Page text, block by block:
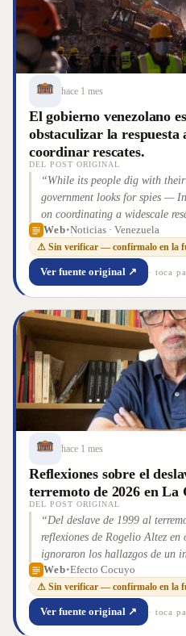
hace 1 mes
El gobierno venezolano
obstaculizar la respuesta
coordinar rescates.
DEL POST ORIGINAL
“While its people dig with their
government looks for spies —
on coordinating a widescale
government has been accused
has become apparent, our
Web•Noticias · Venezuela
⚠ Sin verificar — confírmalo en la
Ver fuente original ↗ · toca
hace 1 mes
Reflexiones sobre el
terremoto de 2026 en La
DEL POST ORIGINAL
“Del deslave de 1999 al
reflexiones de Rogelio Altez
ignoraron los hallazgos de un
tras el deslave de 1999 en La
Web•Efecto Cocuyo
⚠ Sin verificar — confírmalo en la
Ver fuente original ↗ · toca